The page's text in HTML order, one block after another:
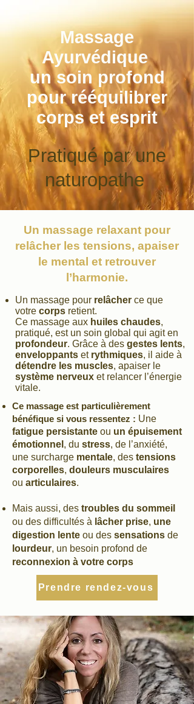
Massage
Ayurvédique
un soin profond
pour rééquilibrer
corps et esprit
Pratiqué par une
naturopathe
Un massage relaxant pour
relâcher les tensions, apaiser
le mental et retrouver
l’harmonie.
Un massage pour relâcher ce que
votre corps retient.
Ce massage aux huiles chaudes,
pratiqué, est un soin global qui agit en
profondeur. Grâce à des gestes lents,
enveloppants et rythmiques, il aide à
détendre les muscles, apaiser le
système nerveux et relancer l’énergie
vitale.
Ce massage est particulièrement
bénéfique si vous ressentez : Une
fatigue persistante ou un épuisement
émotionnel , du stress, de l’anxiété,
une surcharge mentale, des tensions
corporelles, douleurs musculaires
ou articulaires.
Mais aussi, des troubles du sommeil
ou des difficultés à lâcher prise, une
digestion lente ou des sensations de
lourdeur, un besoin profond de
reconnexion à votre corps
Prendre rendez-vous